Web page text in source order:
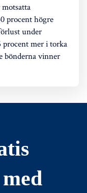
procent högre
under
procent mer i torka
bönderna vinner